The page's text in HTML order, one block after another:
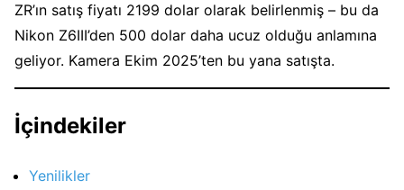
ZR’ın satış fiyatı 2199 dolar olarak belirlenmiş – bu da
Nikon Z6III’den 500 dolar daha ucuz olduğu anlamına
geliyor. Kamera Ekim 2025’ten bu yana satışta.
İçindekiler
Yenilikler